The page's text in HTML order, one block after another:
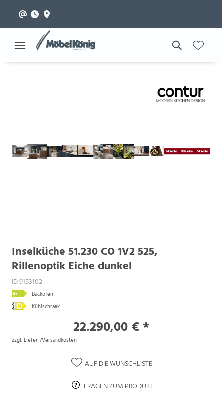
Inselküche 51.230 CO 1V2 525,
Rillenoptik Eiche dunkel
ID 9153102
Backofen
Kühlschrank
22.290,00 € *
zzgl. Liefer-/Versandkosten
AUF DIE WUNSCHLISTE
FRAGEN ZUM PRODUKT